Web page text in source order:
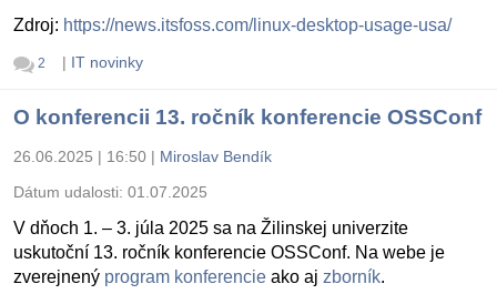
Zdroj: https://news.itsfoss.com/linux-desktop-usage-usa/
2 | IT novinky
O konferencii 13. ročník konferencie OSSConf
26.06.2025 | 16:50 | Miroslav Bendík
Dátum udalosti: 01.07.2025
V dňoch 1. – 3. júla 2025 sa na Žilinskej univerzite
uskutoční 13. ročník konferencie OSSConf. Na webe je
zverejnený program konferencie ako aj zborník.